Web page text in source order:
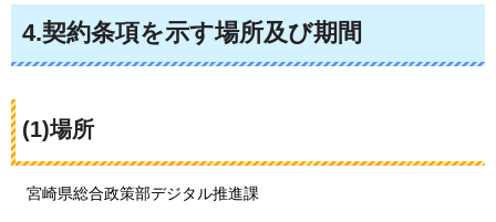
4.契約条項を示す場所及び期間
(1)場所
宮崎県総合政策部デジタル推進課